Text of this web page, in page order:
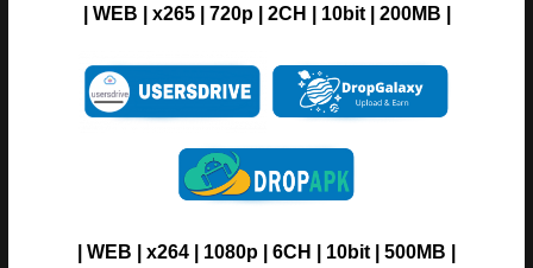
| WEB | x265 | 720p | 2CH | 10bit | 200MB |
| WEB | x264 | 1080p | 6CH | 10bit | 500MB |